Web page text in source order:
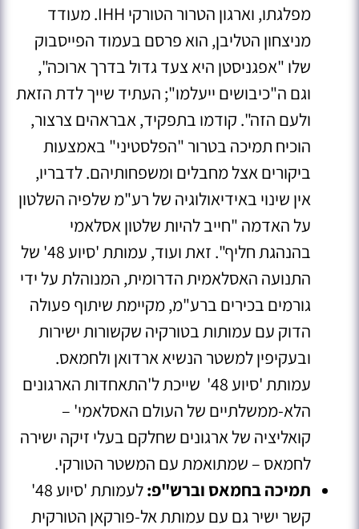
מפלגתו, וארגון הטרור הטורקי IHH. מעודד
מניצחון הטליבן, הוא פרסם בעמוד הפייסבוק
שלו "אפגניסטן היא צעד גדול בדרך ארוכה",
וגם ה"כיבושים ייעלמו"; העתיד שייך לדת הזאת
ולעם הזה". קודמו בתפקיד, אבראהים צרצור,
הוכיח תמיכה בטרור "הפלסטיני" באמצעות
ביקורים אצל מחבלים ומשפחותיהם. לדבריו,
אין שינוי באידיאולוגיה של רע"מ שלפיה השלטון
על האדמה "חייב להיות שלטון אסלאמי
בהנהגת חליף"
. זאת ועוד, עמותת 'סיוע 48' של
התנועה האסלאמית הדרומית, המנוהלת על ידי
גורמים בכירים ברע"מ, מקיימת שיתוף פעולה
הדוק עם עמותות בטורקיה שקשורות ישירות
ובעקיפין למשטר הנשיא ארדואן ולחמאס.
עמותת 'סיוע 48' שייכת ל'התאחדות הארגונים
הלא-ממשלתיים של העולם האסלאמי' –
קואליציה של ארגונים שחלקם בעלי זיקה ישירה
לחמאס – שמתואמת עם המשטר הטורקי.
תמיכה בחמאס וברש"פ:
לעמותת 'סיוע 48'
קשר ישיר גם עם עמותת אל-פורקאן הטורקית